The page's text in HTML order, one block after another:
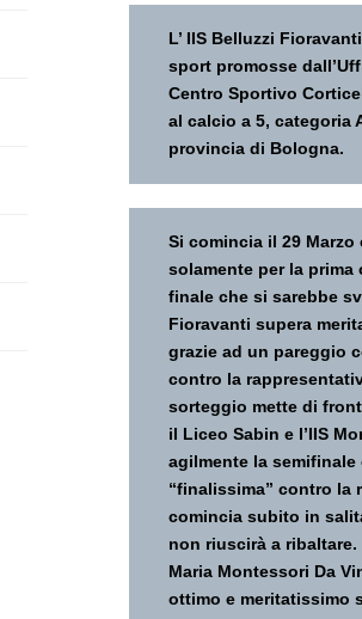
L’ IIS Belluzzi
sport promosse
Centro Sportivo
al calcio a 5,
provincia di Bologna.
Si comincia il 29
solamente per la
finale che si sarebbe
Fioravanti supera
grazie ad un pareggio
contro la
sorteggio mette di
il Liceo Sabin e l’IIS
agilmente la
“finalissima” contro la
comincia subito in
non riuscirà a
Maria Montessori Da
ottimo e meritatissimo